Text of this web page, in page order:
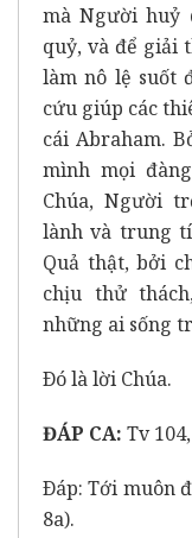
mà Người huỷ
quỷ, và để giải
làm nô lệ suốt
cứu giúp các
cái Abraham.
mình mọi
Chúa, Người
lành và trung
Quả thật, bởi
chịu thử
những ai sống
Ðó là lời Chúa.
ĐÁP CA: Tv
Ðáp: Tới muôn
8a).